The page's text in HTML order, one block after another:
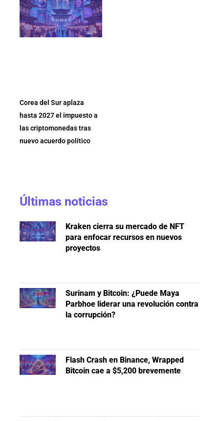
Corea del Sur aplaza
hasta 2027 el impuesto a
las criptomonedas tras
nuevo acuerdo político
Últimas noticias
Kraken cierra su mercado de NFT
para enfocar recursos en nuevos
proyectos
Surinam y Bitcoin: ¿Puede Maya
Parbhoe liderar una revolución contra
la corrupción?
Flash Crash en Binance, Wrapped
Bitcoin cae a $5,200 brevemente